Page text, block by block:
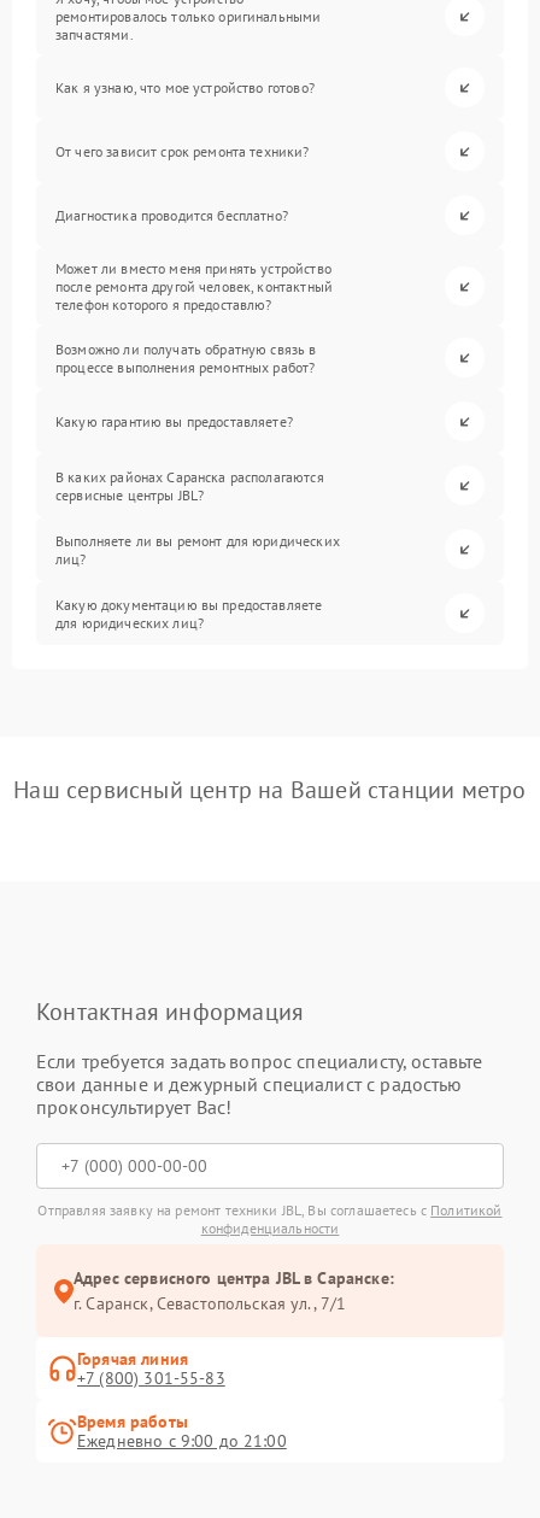
ремонтировалось только оригинальными
запчастями.
Как я узнаю, что мое устройство готово?
От чего зависит срок ремонта техники?
Диагностика проводится бесплатно?
Может ли вместо меня принять устройство
после ремонта другой человек, контактный
телефон которого я предоставлю?
Возможно ли получать обратную связь в
процессе выполнения ремонтных работ?
Какую гарантию вы предоставляете?
В каких районах Саранска располагаются
сервисные центры JBL?
Выполняете ли вы ремонт для юридических
лиц?
Какую документацию вы предоставляете
для юридических лиц?
Наш сервисный центр на Вашей станции метро
Контактная информация
Если требуется задать вопрос специалисту, оставьте
свои данные и дежурный специалист с радостью
проконсультирует Вас!
Отправляя заявку на ремонт техники JBL, Вы соглашаетесь с Политикой
конфиденциальности
Адрес сервисного центра JBL в Саранске:
г. Саранск, Севастопольская ул., 7/1
Горячая линия
+7 (800) 301-55-83
Время работы
Ежедневно с 9:00 до 21:00